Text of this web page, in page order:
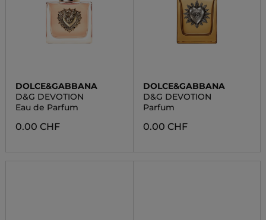
DOLCE&GABBANA
D&G DEVOTION
Eau de Parfum
0.00 CHF
DOLCE&GABBANA
D&G DEVOTION
Parfum
0.00 CHF